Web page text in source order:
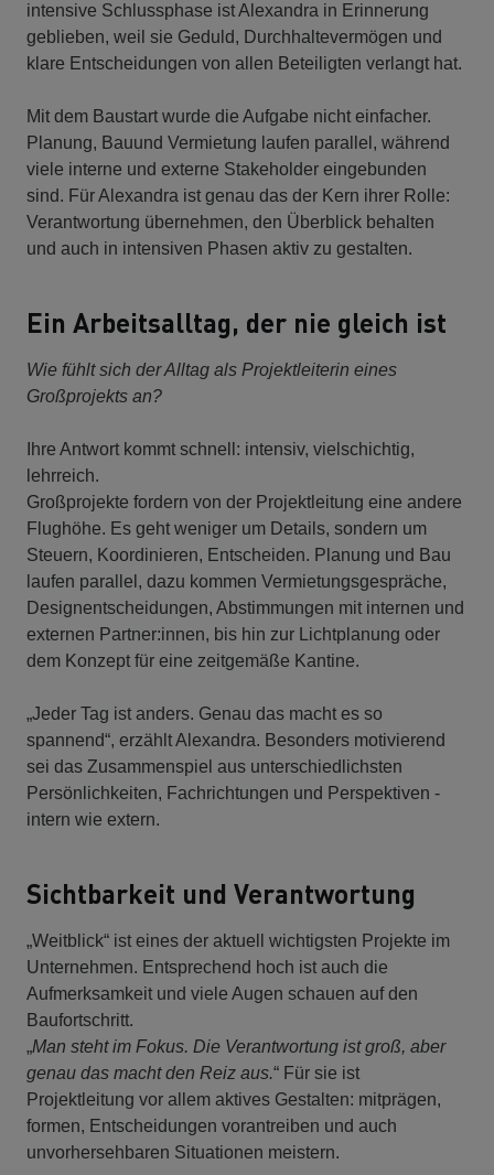
intensive Schlussphase ist Alexandra in Erinnerung
geblieben, weil sie Geduld, Durchhaltevermögen und
klare Entscheidungen von allen Beteiligten verlangt hat.
Mit dem Baustart wurde die Aufgabe nicht einfacher.
Planung, Bauund Vermietung laufen parallel, während
viele interne und externe Stakeholder eingebunden
sind. Für Alexandra ist genau das der Kern ihrer Rolle:
Verantwortung übernehmen, den Überblick behalten
und auch in intensiven Phasen aktiv zu gestalten.
Ein Arbeitsalltag, der nie gleich ist
Wie fühlt sich der Alltag als Projektleiterin eines
Großprojekts an?
Ihre Antwort kommt schnell: intensiv, vielschichtig,
lehrreich.
Großprojekte fordern von der Projektleitung eine andere
Flughöhe. Es geht weniger um Details, sondern um
Steuern, Koordinieren, Entscheiden. Planung und Bau
laufen parallel, dazu kommen Vermietungsgespräche,
Designentscheidungen, Abstimmungen mit internen und
externen Partner:innen, bis hin zur Lichtplanung oder
dem Konzept für eine zeitgemäße Kantine.
„Jeder Tag ist anders. Genau das macht es so
spannend“, erzählt Alexandra. Besonders motivierend
sei das Zusammenspiel aus unterschiedlichsten
Persönlichkeiten, Fachrichtungen und Perspektiven -
intern wie extern.
Sichtbarkeit und Verantwortung
„Weitblick“ ist eines der aktuell wichtigsten Projekte im
Unternehmen. Entsprechend hoch ist auch die
Aufmerksamkeit und viele Augen schauen auf den
Baufortschritt.
„Man steht im Fokus. Die Verantwortung ist groß, aber
genau das macht den Reiz aus.“ Für sie ist
Projektleitung vor allem aktives Gestalten: mitprägen,
formen, Entscheidungen vorantreiben und auch
unvorhersehbaren Situationen meistern.